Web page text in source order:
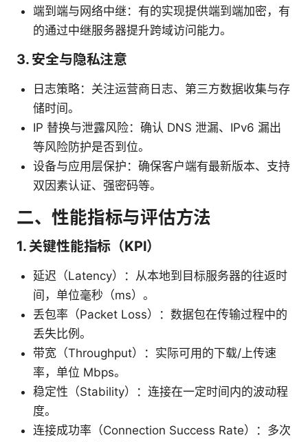
端到端与网络中继：有的实现提供端到端加密，有
的通过中继服务器提升跨域访问能力。
3. 安全与隐私注意
日志策略：关注运营商日志、第三方数据收集与存
储时间。
IP 替换与泄露风险：确认 DNS 泄漏、IPv6 漏出
等风险防护是否到位。
设备与应用层保护：确保客户端有最新版本、支持
双因素认证、强密码等。
二、性能指标与评估方法
1. 关键性能指标（KPI）
延迟（Latency）：从本地到目标服务器的往返时
间，单位毫秒（ms）。
丢包率（Packet Loss）：数据包在传输过程中的
丢失比例。
带宽（Throughput）：实际可用的下载/上传速
率，单位 Mbps。
稳定性（Stability）：连接在一定时间内的波动程
度。
连接成功率（Connection Success Rate）：多次